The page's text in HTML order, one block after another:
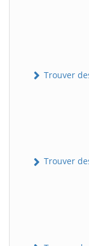
Trouver
Trouver